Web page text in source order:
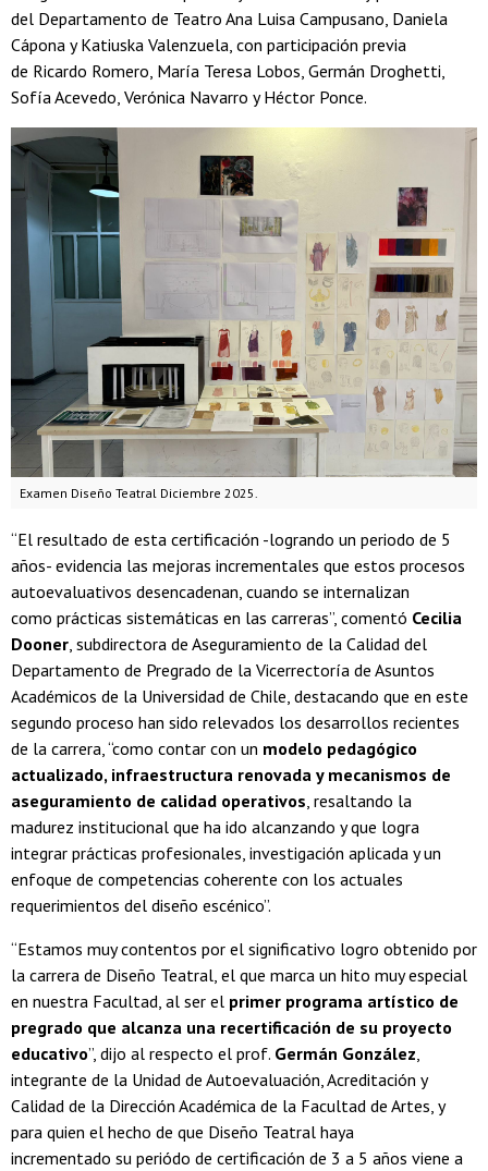
del Departamento de Teatro Ana Luisa Campusano, Daniela
Cápona y Katiuska Valenzuela, con participación previa
de Ricardo Romero, María Teresa Lobos, Germán Droghetti,
Sofía Acevedo, Verónica Navarro y Héctor Ponce.
Examen Diseño Teatral Diciembre 2025.
“El resultado de esta certificación -logrando un periodo de 5
años- evidencia las mejoras incrementales que estos procesos
autoevaluativos desencadenan, cuando se internalizan
como prácticas sistemáticas en las carreras”, comentó Cecilia
Dooner , subdirectora de Aseguramiento de la Calidad del
Departamento de Pregrado de la Vicerrectoría de Asuntos
Académicos de la Universidad de Chile, destacando que en este
segundo proceso han sido relevados los desarrollos recientes
de la carrera, “como contar con un modelo pedagógico
actualizado, infraestructura renovada y mecanismos de
aseguramiento de calidad operativos , resaltando la
madurez institucional que ha ido alcanzando y que logra
integrar prácticas profesionales, investigación aplicada y un
enfoque de competencias coherente con los actuales
requerimientos del diseño escénico”.
“Estamos muy contentos por el significativo logro obtenido por
la carrera de Diseño Teatral, el que marca un hito muy especial
en nuestra Facultad, al ser el primer programa artístico de
pregrado que alcanza una recertificación de su proyecto
educativo”, dijo al respecto el prof. Germán González
integrante de la Unidad de Autoevaluación, Acreditación y
Calidad de la Dirección Académica de la Facultad de Artes, y
para quien el hecho de que Diseño Teatral haya
incrementado su periódo de certificación de 3 a 5 años viene a